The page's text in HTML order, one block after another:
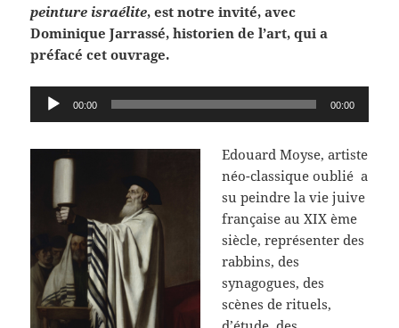
peinture israélite, est notre invité, avec
Dominique Jarrassé, historien de l’art, qui a
préfacé cet ouvrage.
Lecteur 00:00 00:00
Edouard Moyse, artiste
néo-classique oublié a
su peindre la vie juive
française au XIX ème
siècle, représenter des
rabbins, des
synagogues, des
scènes de rituels,